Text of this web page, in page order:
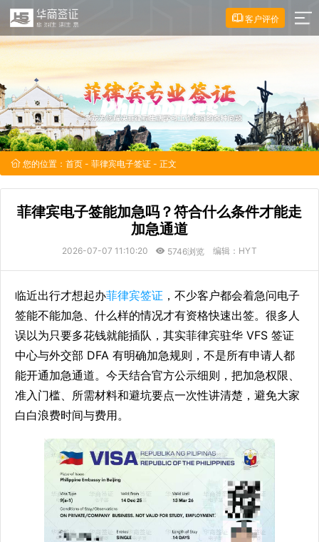
客户评价
您的位置： 首页 - 菲律宾电子签证 - 正文
菲律宾电子签能加急吗？符合什么条件才能走
加急通道
2026-07-07 11:10:20 5746浏览 编辑：HYT
临近出行才想起办菲律宾签证 ，不少客户都会着急问电子
签能不能加急、什么样的情况才有资格快速出签。很多人
误以为只要多花钱就能插队，其实菲律宾驻华 VFS 签证
中心与外交部 DFA 有明确加急规则，不是所有申请人都
能开通加急通道。今天结合官方公示细则，把加急权限、
准入门槛、所需材料和避坑要点一次性讲清楚，避免大家
白白浪费时间与费用。